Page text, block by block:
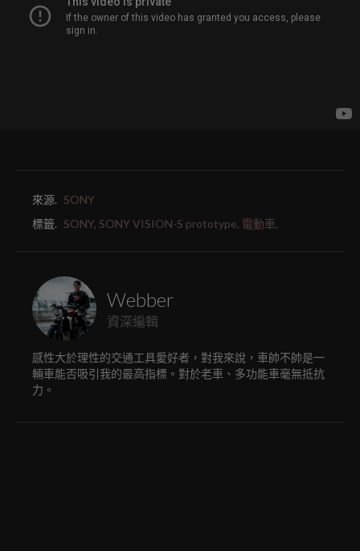
來源. SONY
標籤. SONY, SONY VISION-S prototype, 電動車,
Webber
資深編輯
感性大於理性的交通工具愛好者，對我來說，車帥不帥是一
輛車能否吸引我的最高指標。對於老車、多功能車毫無抵抗
力。